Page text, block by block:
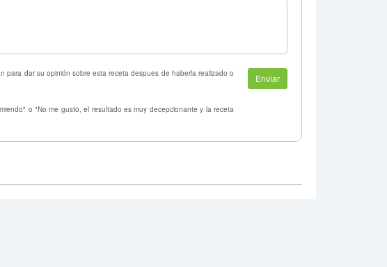
para dar su opinión sobre esta receta despues de haberla realizado o
o "No me gusto, el resultado es muy decepcionante y la receta